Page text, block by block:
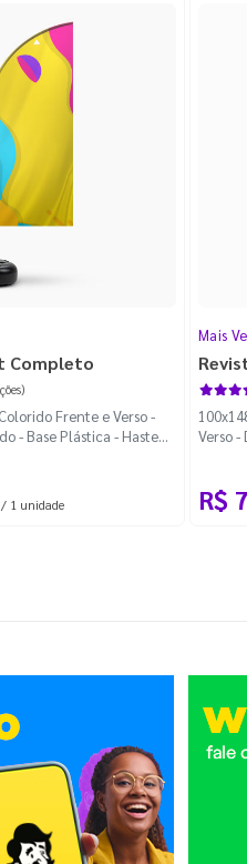
Completo
Frente e Verso -
- Base Plástica - Haste
/ 1 unidade
Mais
Verso -
R$